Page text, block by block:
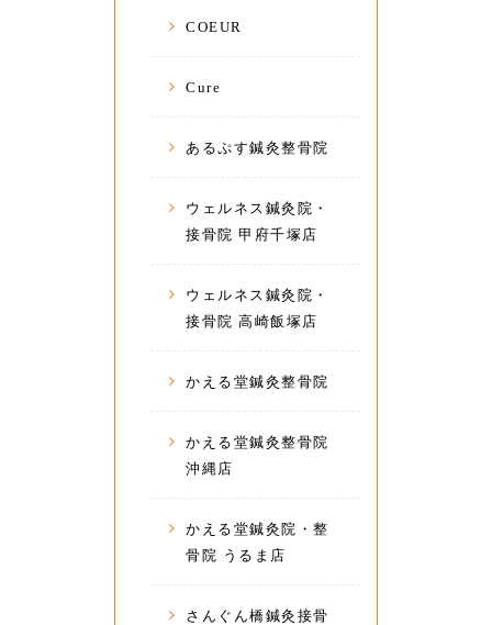
COEUR
Cure
あるぷす鍼灸整骨院
ウェルネス鍼灸院・
接骨院 甲府千塚店
ウェルネス鍼灸院・
接骨院 高崎飯塚店
かえる堂鍼灸整骨院
かえる堂鍼灸整骨院
沖縄店
かえる堂鍼灸院・整
骨院 うるま店
さんぐん橋鍼灸接骨